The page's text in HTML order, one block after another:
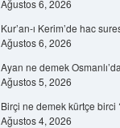
Ağustos 6, 2026
Kur’an-ı Kerim’de hac
Ağustos 6, 2026
Ayan ne demek
Ağustos 5, 2026
Birçi ne demek kürtçe birci
Ağustos 4, 2026